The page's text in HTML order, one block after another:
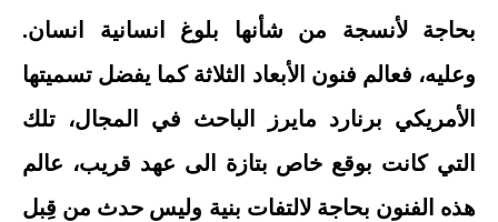
بحاجة لأنسجة من شأنها بلوغ انسانية انسان.
وعليه، فعالم فنون الأبعاد الثلاثة كما يفضل تسميتها
الأمريكي برنارد مايرز الباحث في المجال، تلك
التي كانت بوقع خاص بتازة الى عهد قريب، عالم
هذه الفنون بحاجة لالتفات بنية وليس حدث من قِبل